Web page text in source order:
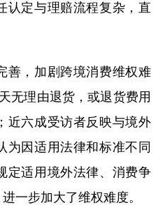
认定与理赔流程复杂，直
，加剧跨境消费维权难
无理由退货，或退货费用
近六成受访者反映与境外
为因适用法律和标准不同
定适用境外法律、消费争
一步加大了维权难度。